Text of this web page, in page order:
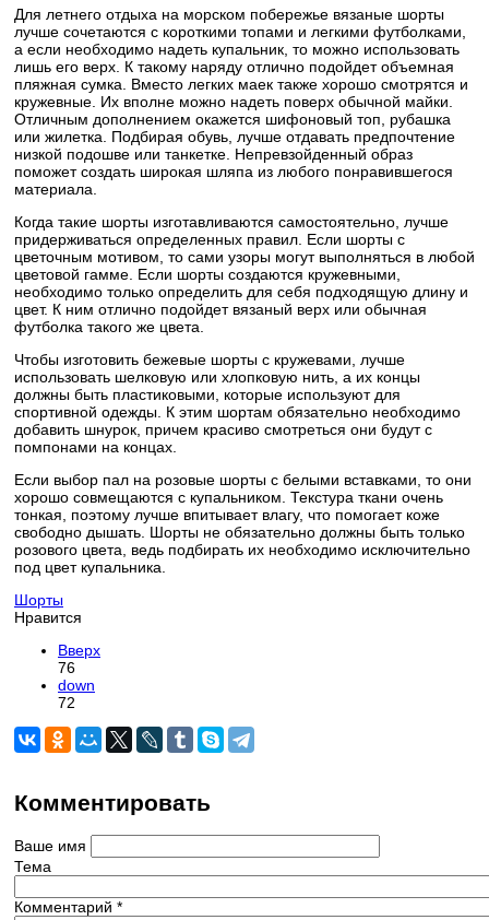
Для летнего отдыха на морском побережье вязаные шорты
лучше сочетаются с короткими топами и легкими футболками,
а если необходимо надеть купальник, то можно использовать
лишь его верх. К такому наряду отлично подойдет объемная
пляжная сумка. Вместо легких маек также хорошо смотрятся и
кружевные. Их вполне можно надеть поверх обычной майки.
Отличным дополнением окажется шифоновый топ, рубашка
или жилетка. Подбирая обувь, лучше отдавать предпочтение
низкой подошве или танкетке. Непревзойденный образ
поможет создать широкая шляпа из любого понравившегося
материала.
Когда такие шорты изготавливаются самостоятельно, лучше
придерживаться определенных правил. Если шорты с
цветочным мотивом, то сами узоры могут выполняться в любой
цветовой гамме. Если шорты создаются кружевными,
необходимо только определить для себя подходящую длину и
цвет. К ним отлично подойдет вязаный верх или обычная
футболка такого же цвета.
Чтобы изготовить бежевые шорты с кружевами, лучше
использовать шелковую или хлопковую нить, а их концы
должны быть пластиковыми, которые используют для
спортивной одежды. К этим шортам обязательно необходимо
добавить шнурок, причем красиво смотреться они будут с
помпонами на концах.
Если выбор пал на розовые шорты с белыми вставками, то они
хорошо совмещаются с купальником. Текстура ткани очень
тонкая, поэтому лучше впитывает влагу, что помогает коже
свободно дышать. Шорты не обязательно должны быть только
розового цвета, ведь подбирать их необходимо исключительно
под цвет купальника.
Шорты
Нравится
Вверх
76
down
72
Комментировать
Ваше имя
Тема
Комментарий *